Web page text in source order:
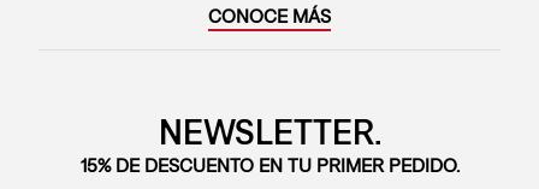
CONOCE MÁS
NEWSLETTER.
15% DE DESCUENTO EN TU PRIMER PEDIDO.